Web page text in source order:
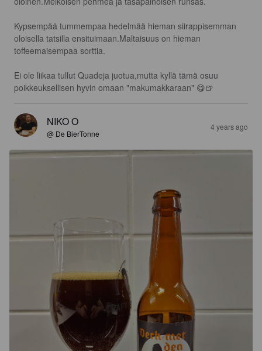
Kypsempää tummempaa hedelmää hieman siirappisemman
oloisella tatsilla ensituimaan.Maltaisuus on hieman
toffeemaisempaa sorttia.
Ei ole liikaa tullut Quadeja juotua,mutta kyllä tämä osuu
poikkeuksellisen hyvin omaan "makumakkaraan" 😋🍺
NIKO O
@ De BierTonne
4 years ago